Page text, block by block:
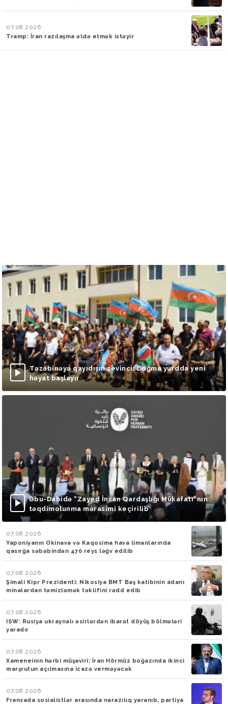
07.08.2026
Tramp: İran razılaşma əldə etmək istəyir
Təzəbinəyə qayıdışın sevinci: Doğma yurdda yeni
həyat başlayır
Əbu-Dabidə “Zayed İnsan Qardaşlığı Mükafatı”nın
təqdimolunma mərasimi keçirilib
07.08.2026
Yaponiyanın Okinava və Kaqosima hava limanlarında
qasırğa səbəbindən 470 reys ləğv edilib
07.08.2026
Şimali Kipr Prezidenti: Nikosiya BMT Baş katibinin adanı
minalardan təmizləmək təklifini rədd edib
07.08.2026
ISW: Rusiya ukraynalı əsirlərdən ibarət döyüş bölmələri
yaradır
07.08.2026
Xameneinin hərbi müşaviri: İran Hörmüz boğazında ikinci
marşrutun açılmasına icazə verməyəcək
07.08.2026
Fransada sosialistlər arasında narazılıq yaranıb, partiya